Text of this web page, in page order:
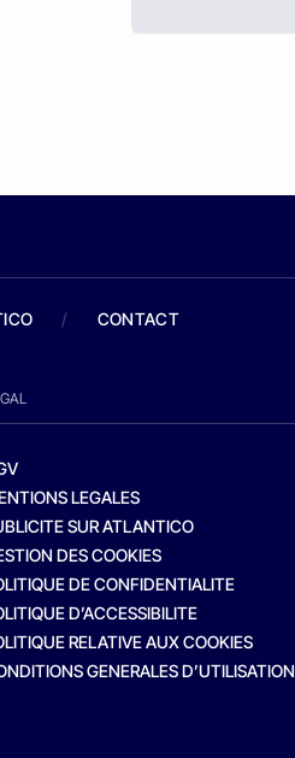
/ CONTACT
LEGALES
SUR ATLANTICO
DES COOKIES
DE CONFIDENTIALITE
D’ACCESSIBILITE
RELATIVE AUX COOKIES
GENERALES D’UTILISATION